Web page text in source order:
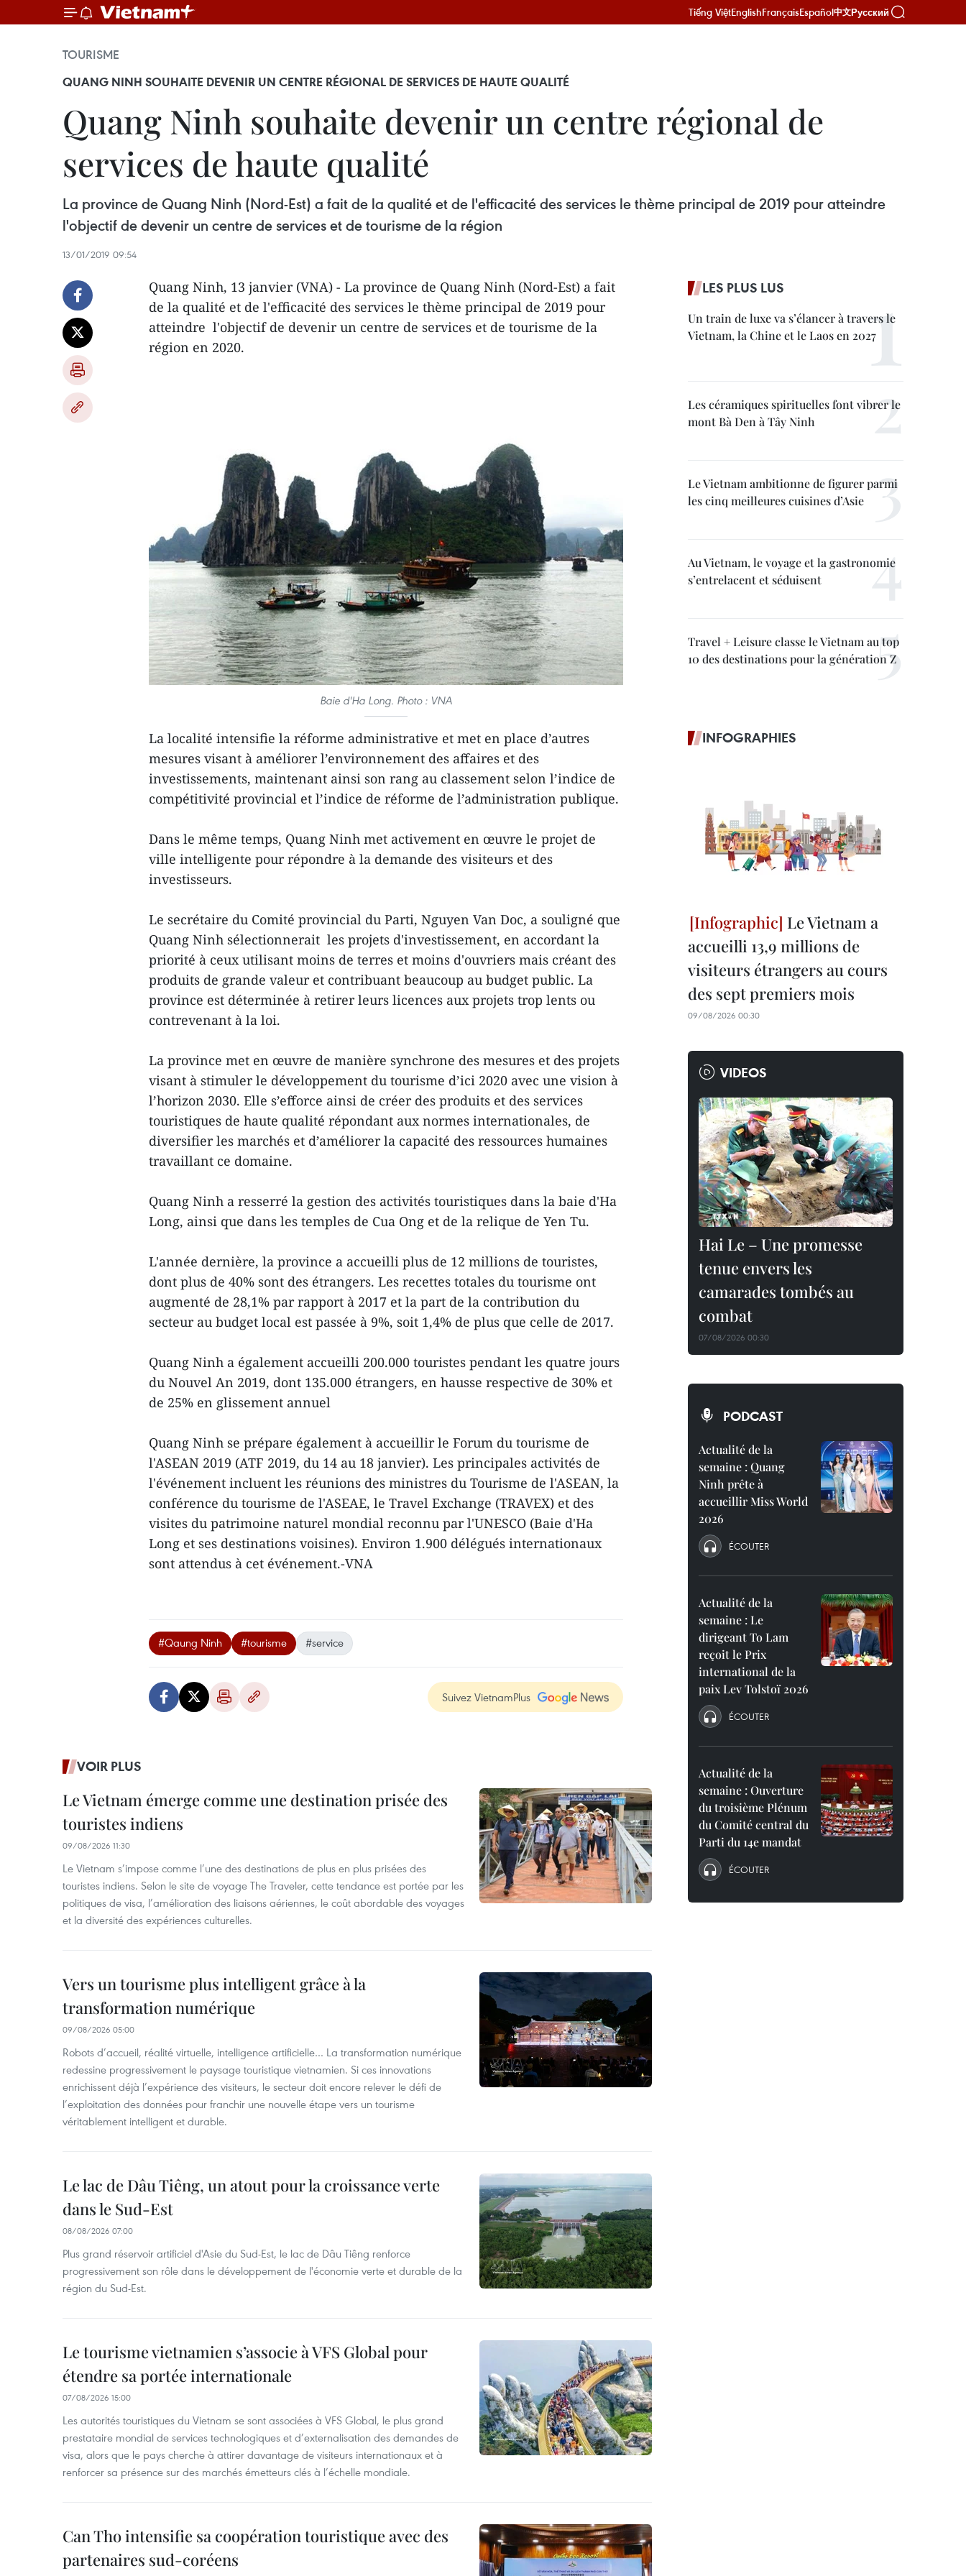
Tiếng ViệtEnglishFrançaisEspañol中文Русский
TOURISME
QUANG NINH SOUHAITE DEVENIR UN CENTRE RÉGIONAL DE SERVICES DE HAUTE QUALITÉ
Quang Ninh souhaite devenir un centre régional de
services de haute qualité
La province de Quang Ninh (Nord-Est) a fait de la qualité et de l'efficacité des services le thème principal de 2019 pour atteindre
l'objectif de devenir un centre de services et de tourisme de la région
13/01/2019 09:54
Quang Ninh, 13 janvier (VNA) - La province de Quang Ninh (Nord-Est) a fait
de la qualité et de l'efficacité des services le thème principal de 2019 pour
atteindre l'objectif de devenir un centre de services et de tourisme de la
région en 2020.
Baie d'Ha Long. Photo : VNA
La localité intensifie la réforme administrative et met en place d’autres
mesures visant à améliorer l’environnement des affaires et des
investissements, maintenant ainsi son rang au classement selon l’indice de
compétitivité provincial et l’indice de réforme de l’administration publique.
Dans le même temps, Quang Ninh met activement en œuvre le projet de
ville intelligente pour répondre à la demande des visiteurs et des
investisseurs.
Le secrétaire du Comité provincial du Parti, Nguyen Van Doc, a souligné que
Quang Ninh sélectionnerait les projets d'investissement, en accordant la
priorité à ceux utilisant moins de terres et moins d'ouvriers mais créant des
produits de grande valeur et contribuant beaucoup au budget public. La
province est déterminée à retirer leurs licences aux projets trop lents ou
contrevenant à la loi.
La province met en œuvre de manière synchrone des mesures et des projets
visant à stimuler le développement du tourisme d’ici 2020 avec une vision à
l’horizon 2030. Elle s’efforce ainsi de créer des produits et des services
touristiques de haute qualité répondant aux normes internationales, de
diversifier les marchés et d’améliorer la capacité des ressources humaines
travaillant ce domaine.
Quang Ninh a resserré la gestion des activités touristiques dans la baie d'Ha
Long, ainsi que dans les temples de Cua Ong et de la relique de Yen Tu.
L'année dernière, la province a accueilli plus de 12 millions de touristes,
dont plus de 40% sont des étrangers. Les recettes totales du tourisme ont
augmenté de 28,1% par rapport à 2017 et la part de la contribution du
secteur au budget local est passée à 9%, soit 1,4% de plus que celle de 2017.
Quang Ninh a également accueilli 200.000 touristes pendant les quatre jours
du Nouvel An 2019, dont 135.000 étrangers, en hausse respective de 30% et
de 25% en glissement annuel
Quang Ninh se prépare également à accueillir le Forum du tourisme de
l'ASEAN 2019 (ATF 2019, du 14 au 18 janvier). Les principales activités de
l'événement incluent les réunions des ministres du Tourisme de l'ASEAN, la
conférence du tourisme de l'ASEAE, le Travel Exchange (TRAVEX) et des
visites du patrimoine naturel mondial reconnu par l'UNESCO (Baie d'Ha
Long et ses destinations voisines). Environ 1.900 délégués internationaux
sont attendus à cet événement.-VNA
#Qaung Ninh #tourisme #service
Suivez VietnamPlus
VOIR PLUS
Le Vietnam émerge comme une destination prisée des
touristes indiens
09/08/2026 11:30
Le Vietnam s’impose comme l’une des destinations de plus en plus prisées des
touristes indiens. Selon le site de voyage The Traveler, cette tendance est portée par les
politiques de visa, l’amélioration des liaisons aériennes, le coût abordable des voyages
et la diversité des expériences culturelles.
Vers un tourisme plus intelligent grâce à la
transformation numérique
09/08/2026 05:00
Robots d’accueil, réalité virtuelle, intelligence artificielle… La transformation numérique
redessine progressivement le paysage touristique vietnamien. Si ces innovations
enrichissent déjà l’expérience des visiteurs, le secteur doit encore relever le défi de
l’exploitation des données pour franchir une nouvelle étape vers un tourisme
véritablement intelligent et durable.
Le lac de Dâu Tiêng, un atout pour la croissance verte
dans le Sud-Est
08/08/2026 07:00
Plus grand réservoir artificiel d'Asie du Sud-Est, le lac de Dâu Tiêng renforce
progressivement son rôle dans le développement de l'économie verte et durable de la
région du Sud-Est.
Le tourisme vietnamien s’associe à VFS Global pour
étendre sa portée internationale
07/08/2026 15:00
Les autorités touristiques du Vietnam se sont associées à VFS Global, le plus grand
prestataire mondial de services technologiques et d’externalisation des demandes de
visa, alors que le pays cherche à attirer davantage de visiteurs internationaux et à
renforcer sa présence sur des marchés émetteurs clés à l’échelle mondiale.
Can Tho intensifie sa coopération touristique avec des
partenaires sud-coréens
LES PLUS LUS
Un train de luxe va s’élancer à travers le
Vietnam, la Chine et le Laos en 2027
Les céramiques spirituelles font vibrer le
mont Bà Den à Tây Ninh
Le Vietnam ambitionne de figurer parmi
les cinq meilleures cuisines d’Asie
Au Vietnam, le voyage et la gastronomie
s’entrelacent et séduisent
Travel + Leisure classe le Vietnam au top
10 des destinations pour la génération Z
INFOGRAPHIES
Le Vietnam a
accueilli 13,9 millions de
visiteurs étrangers au cours
des sept premiers mois
09/08/2026 00:30
VIDEOS
Hai Le – Une promesse
tenue envers les
camarades tombés au
combat
07/08/2026 00:30
PODCAST
Actualité de la
semaine : Quang
Ninh prête à
accueillir Miss World
2026
ÉCOUTER
Actualité de la
semaine : Le
dirigeant To Lam
reçoit le Prix
international de la
paix Lev Tolstoï 2026
ÉCOUTER
Actualité de la
semaine : Ouverture
du troisième Plénum
du Comité central du
Parti du 14e mandat
ÉCOUTER